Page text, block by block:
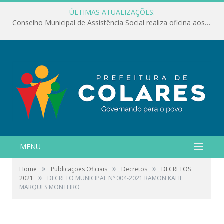
ÚLTIMAS ATUALIZAÇÕES:
Conselho Municipal de Assistência Social realiza oficina aos servidores
MENU
Home » Publicações Oficiais » Decretos »
DECRETOS
2021
»
DECRETO MUNICIPAL Nº 004-2021 RAMON KALIL
MARQUES MONTEIRO